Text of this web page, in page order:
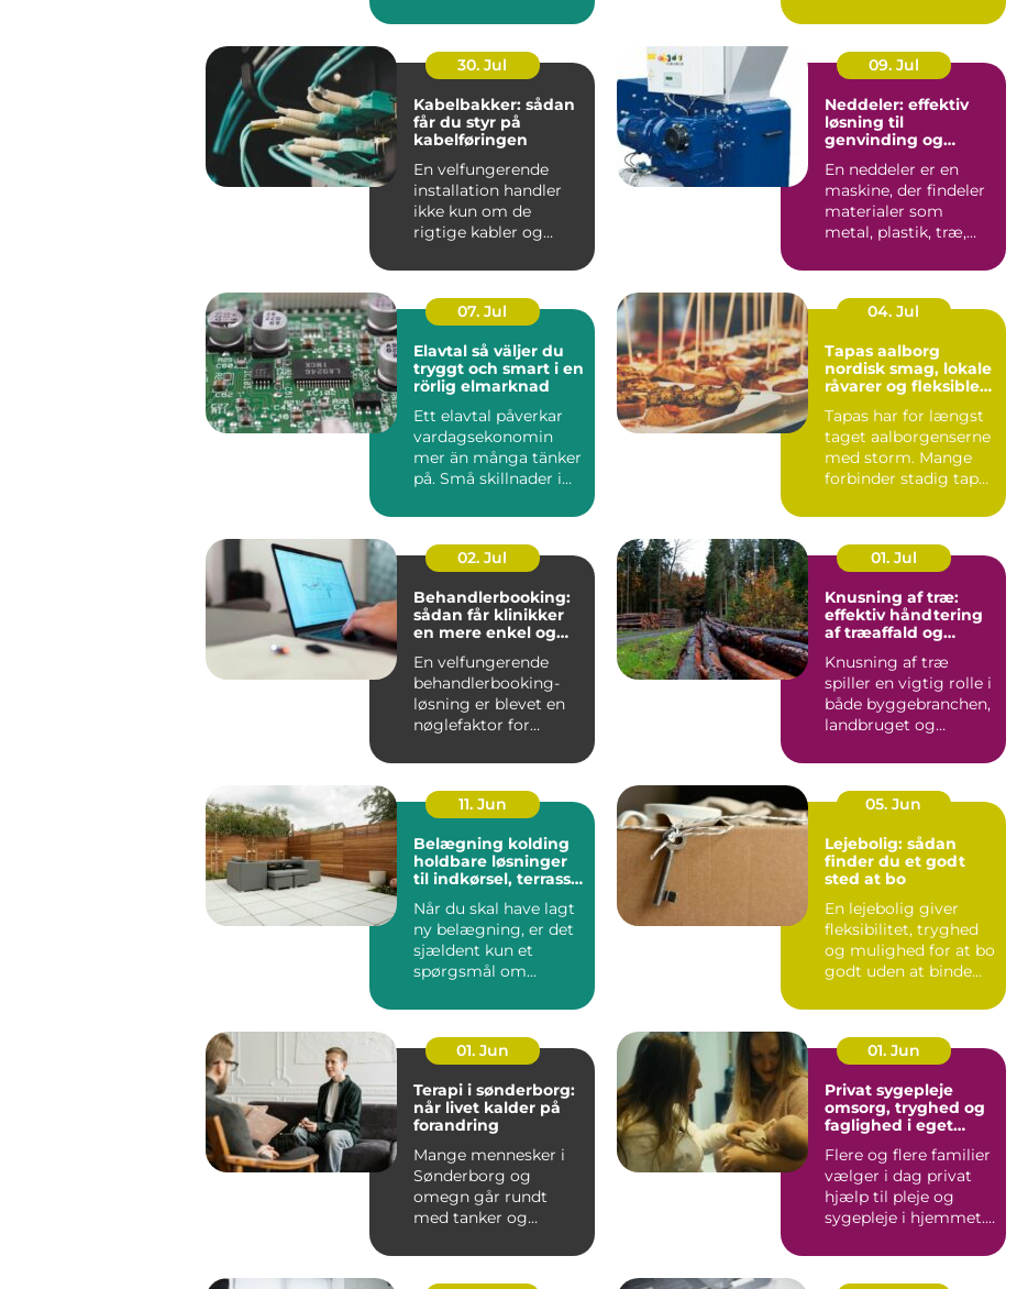
30. Jul
Kabelbakker: sådan
får du styr på
kabelføringen
En velfungerende
installation handler
ikke kun om de
rigtige kabler og
gennemført kab...
09. Jul
Neddeler: effektiv
løsning til
genvinding og
En neddeler er en
maskine, der findeler
materialer som
metal, plastik, træ,
07. Jul
Elavtal så väljer du
tryggt och smart i en
rörlig elmarknad
Ett elavtal påverkar
vardagsekonomin
mer än många tänker
på. Små skillnader i
04. Jul
Tapas aalborg
nordisk smag, lokale
råvarer og fleksible
Tapas har for længst
taget aalborgenserne
med storm. Mange
forbinder stadig tapas
02. Jul
Behandlerbooking:
sådan får klinikker
en mere enkel og
En velfungerende
behandlerbooking-
løsning er blevet en
nøglefaktor for
og beha...
01. Jul
Knusning af træ:
effektiv håndtering
af træaffald og
Knusning af træ
spiller en vigtig rolle i
både byggebranchen,
landbruget og
11. Jun
Belægning kolding
holdbare løsninger
til indkørsel, terrasse
Når du skal have lagt
ny belægning, er det
sjældent kun et
spørgsmål om
løsning ska...
05. Jun
Lejebolig: sådan
finder du et godt
sted at bo
En lejebolig giver
fleksibilitet, tryghed
og mulighed for at bo
godt uden at binde
01. Jun
Terapi i sønderborg:
når livet kalder på
forandring
Mange mennesker i
Sønderborg og
omegn går rundt
med tanker og
mere end godt er....
01. Jun
Privat sygepleje
omsorg, tryghed og
faglighed i eget
Flere og flere familier
vælger i dag privat
hjælp til pleje og
sygepleje i hjemmet.